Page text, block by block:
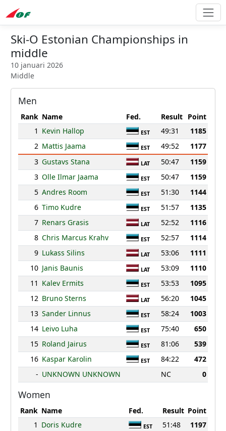
Ski-O Estonian Championships in
middle
10 januari 2026
Middle
Men
Rank Name Fed. Result
Point
1 Kevin Hallop EST 49:31
1185
2 Mattis Jaama EST 49:52
1177
3 Gustavs Stana LAT 50:47
1159
3 Olle Ilmar Jaama EST 50:47
1159
5 Andres Room EST 51:30
1144
6 Timo Kudre EST 51:57
1135
7 Renars Grasis LAT 52:52
1116
8 Chris Marcus Krahv EST 52:57
1114
9 Lukass Silins LAT 53:06
1111
10 Janis Baunis LAT 53:09
1110
11 Kalev Ermits EST 53:53
1095
12 Bruno Sterns LAT 56:20
1045
13 Sander Linnus EST 58:24
1003
14 Leivo Luha EST 75:40
650
15 Roland Jairus EST 81:06
539
16 Kaspar Karolin EST 84:22
472
- UNKNOWN UNKNOWN NC 0
Women
Rank Name Fed. Result Point
1 Doris Kudre EST 51:48
1197